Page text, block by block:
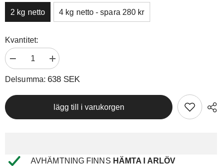
638 SEK
2 kg netto 4 kg netto - spara 280 kr
Kvantitet:
Minska
mängden
för
Nordlig
Öka
kvantiteten
för
Nordlig
Delsumma: 638 SEK
lägg till i varukorgen
AVHÄMTNING FINNS HÄMTA I ARLÖV